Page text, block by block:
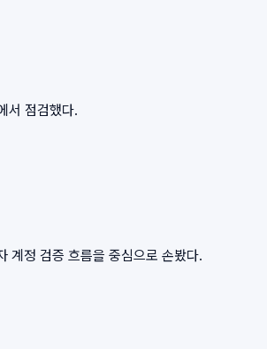
서 점검했다.
정 검증 흐름을 중심으로 손봤다.